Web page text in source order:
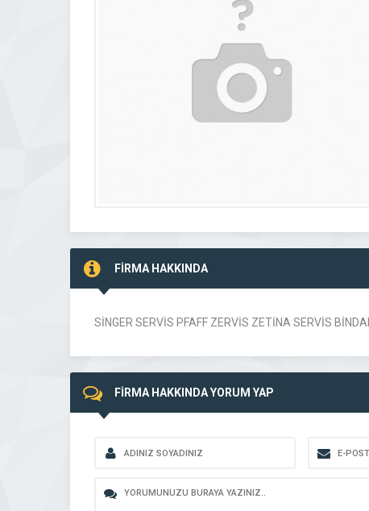
FİRMA HAKKINDA
SİNGER SERVİS PFAFF ZERVİS ZETİNA SERVİS
FİRMA HAKKINDA YORUM YAP